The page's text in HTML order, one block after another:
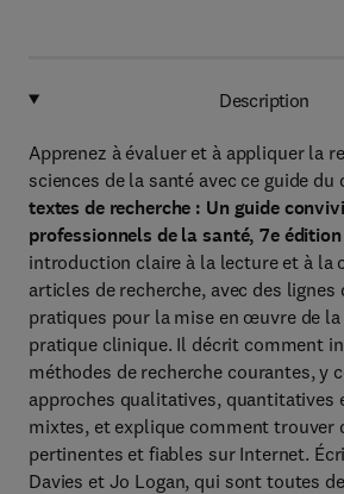
Description
Apprenez à évaluer et à appliquer la
sciences de la santé avec ce guide du
textes de recherche : Un guide
professionnels de la santé, 7e édition
introduction claire à la lecture et à la
articles de recherche, avec des lignes
pratiques pour la mise en œuvre de
pratique clinique. Il décrit comment
méthodes de recherche courantes, y
approches qualitatives, quantitatives
mixtes, et explique comment trouver
pertinentes et fiables sur Internet.
Davies et Jo Logan, qui sont toutes